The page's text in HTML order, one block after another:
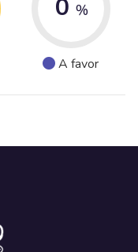
0 %
A favor